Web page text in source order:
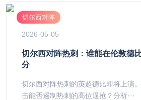
切尔西对阵
2026-05-05
切尔西对阵热刺：谁能在伦敦德
分
切尔西对阵热刺的英超德比即将上演
击能否遏制热刺的高位逼抢？分析···